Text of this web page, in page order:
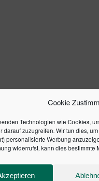
Cookie
Technologien wie Cookies,
darauf zuzugreifen. Wir tun dies,
personalisierte Werbung
widerrufst, kann dies